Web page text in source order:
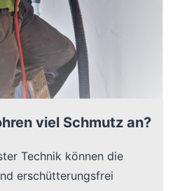
viel Schmutz an?
Technik können die
erschütterungsfrei